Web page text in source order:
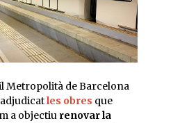
adjudicatles obres que
a objectiu renovar la